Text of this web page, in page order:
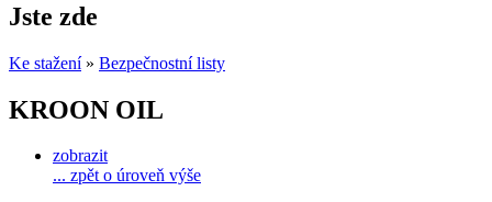
Jste zde
Ke stažení» Bezpečnostní listy
KROON OIL
zobrazit
... zpět o úroveň výše